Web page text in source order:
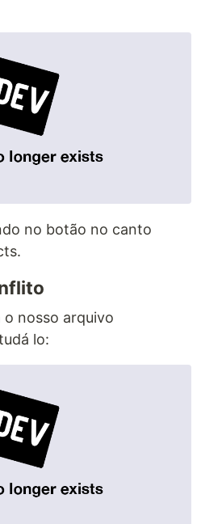
no botão no canto
o nosso arquivo
lo: